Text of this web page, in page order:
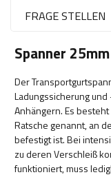
FRAGE STELLEN
Spanner
Der
Ladungssicherung
Anhängern. Es
Ratsche genannt, an
befestigt ist. Bei
zu deren Verschleiß
funktioniert, muss